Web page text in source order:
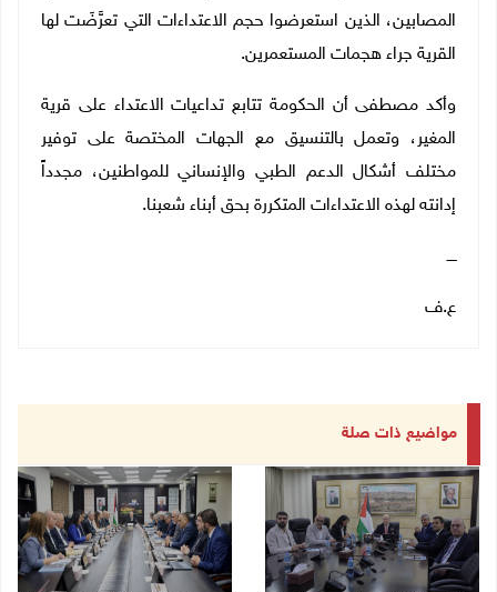
المصابين، الذين استعرضوا حجم الاعتداءات التي تعرَّضَت لها
القرية جراء هجمات المستعمرين.
وأكد مصطفى أن الحكومة تتابع تداعيات الاعتداء على قرية
المغير، وتعمل بالتنسيق مع الجهات المختصة على توفير
مختلف أشكال الدعم الطبي والإنساني للمواطنين، مجدداً
إدانته لهذه الاعتداءات المتكررة بحق أبناء شعبنا.
ــــ
ع.ف
مواضيع ذات صلة